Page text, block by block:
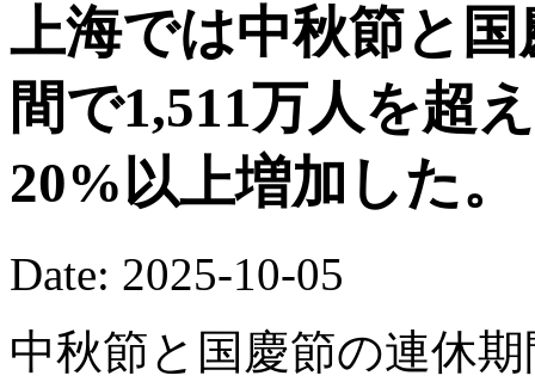
上海では中秋節と
間で1,511万人を超
20%以上増加した。
Date: 2025-10-05
中秋節と国慶節の連休